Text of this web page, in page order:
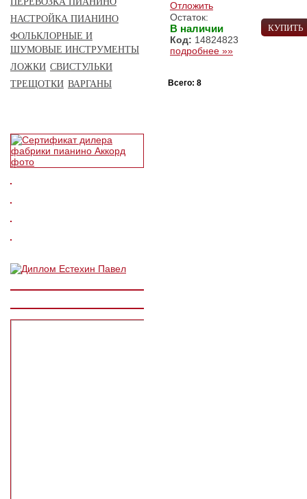
Отложить
КУПИТЬ
Остаток:
В наличии
Код: 14824823
подробнее »»
Всего: 8
НАСТРОЙКА ПИАНИНО
ФОЛЬКЛОРНЫЕ И
ШУМОВЫЕ ИНСТРУМЕНТЫ
ЛОЖКИ СВИСТУЛЬКИ
ТРЕЩОТКИ ВАРГАНЫ